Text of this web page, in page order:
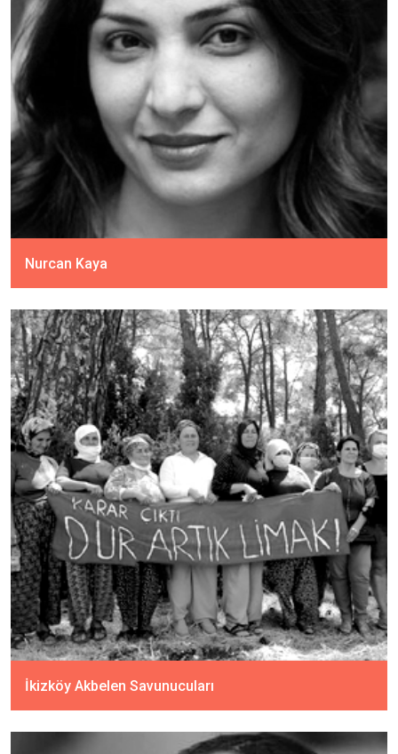
Nurcan Kaya
İkizköy Akbelen Savunucuları